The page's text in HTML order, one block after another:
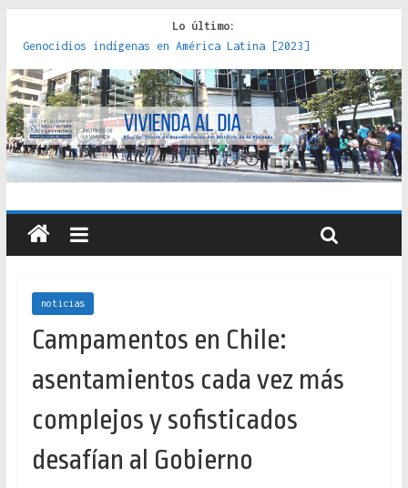
Lo último:
Genocidios indígenas en América Latina [2023]
Estudios sobre la espacialización de los Estados :
políticas, prácticas y representaciones [2022]
Donde el pedernal choca con el acero : hacia una teoría
crítica de las fronteras latinoamericanas [2020]
Criterios técnicos para una vivienda adecuada [2019]
Red de consultorios de la Caja del Seguro Obrero en
Santiago : un patrimonio emblemático [2014]
noticias
Campamentos en Chile:
asentamientos cada vez más
complejos y sofisticados
desafían al Gobierno